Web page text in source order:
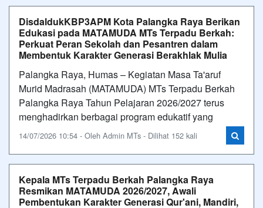
DisdaldukKBP3APM Kota Palangka Raya Berikan
Edukasi pada MATAMUDA MTs Terpadu Berkah:
Perkuat Peran Sekolah dan Pesantren dalam
Membentuk Karakter Generasi Berakhlak Mulia
Palangka Raya, Humas – Kegiatan Masa Ta'aruf
Murid Madrasah (MATAMUDA) MTs Terpadu Berkah
Palangka Raya Tahun Pelajaran 2026/2027 terus
menghadirkan berbagai program edukatif yang
14/07/2026 10:54 - Oleh Admin MTs - Dilihat 152 kali
Kepala MTs Terpadu Berkah Palangka Raya
Resmikan MATAMUDA 2026/2027, Awali
Pembentukan Karakter Generasi Qur'ani, Mandiri,